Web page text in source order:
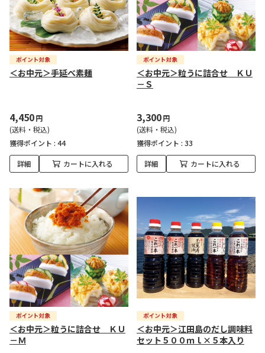
＜お中元＞手延べ素麺
4,450円
(送料・税込)
獲得ポイント : 44
詳細 カートに入れる
＜お中元＞粒うに詰合せ ＫＵ
－Ｓ
3,300円
(送料・税込)
獲得ポイント : 33
詳細 カートに入れる
＜お中元＞粒うに詰合せ ＫＵ
－Ｍ
＜お中元＞江田島のだし調味料
セット５００ｍｌ×５本入り